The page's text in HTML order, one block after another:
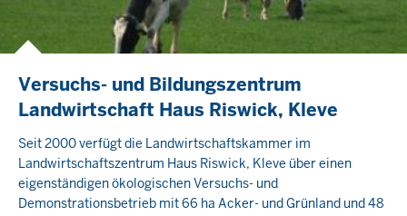
Versuchs- und Bildungszentrum
Landwirtschaft Haus Riswick, Kleve
Seit 2000 verfügt die Landwirtschaftskammer im
Landwirtschaftszentrum Haus Riswick, Kleve über einen
eigenständigen ökologischen Versuchs- und
Demonstrationsbetrieb mit 66 ha Acker- und Grünland und 48